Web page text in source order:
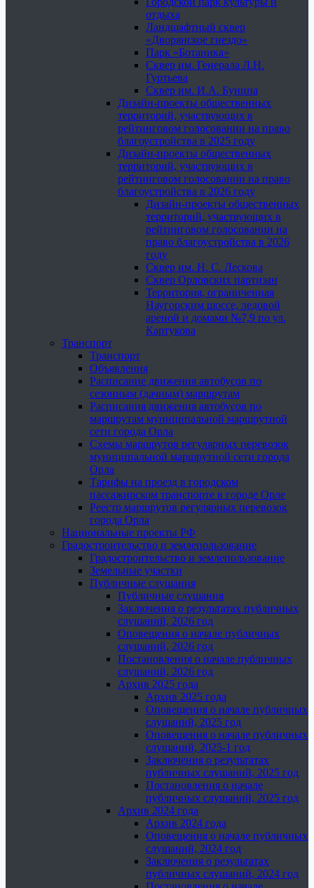
отдыха
Ландшафтный сквер
«Дворянское гнездо»
Парк «Ботаника»
Сквер им. Генерала Л.Н.
Гуртьева
Сквер им. И.А. Бунина
Дизайн-проекты общественных
территорий, участвующих в
рейтинговом голосовании на право
благоустройства в 2025 году
Дизайн-проекты общественных
территорий, участвующих в
рейтинговом голосовании на право
благоустройства в 2026 году
Дизайн-проекты общественных
территорий, участвующих в
рейтинговом голосовании на
право благоустройства в 2026
году
Сквер им. Н. С. Лескова
Сквер Орловских партизан
Территория, ограниченная
Наугорским шоссе, ледовой
ареной и домами №7,9 по ул.
Картукова
Транспорт
Транспорт
Объявления
Расписание движения автобусов по
сезонным (дачным) маршрутам
Расписания движения автобусов по
маршрутам муниципальной маршрутной
сети города Орла
Схемы маршрутов регулярных перевозок
муниципальной маршрутной сети города
Орла
Тарифы на проезд в городском
пассажирском транспорте в городе Орле
Реестр маршрутов регулярных перевозок
города Орла
Национальные проекты РФ
Градостроительство и землепользование
Градостроительство и землепользование
Земельные участки
Публичные слушания
Публичные слушания
Заключения о результатах публичных
слушаний, 2026 год
Оповещения о начале публичных
слушаний, 2026 год
Постановления о начале публичных
слушаний, 2026 год
Архив 2025 года
Архив 2025 года
Оповещения о начале публичных
слушаний, 2025 год
Оповещения о начале публичных
слушаний, 2025-1 год
Заключения о результатах
публичных слушаний, 2025 год
Постановления о начале
публичных слушаний, 2025 год
Архив 2024 года
Архив 2024 года
Оповещения о начале публичных
слушаний, 2024 год
Заключения о результатах
публичных слушаний, 2024 год